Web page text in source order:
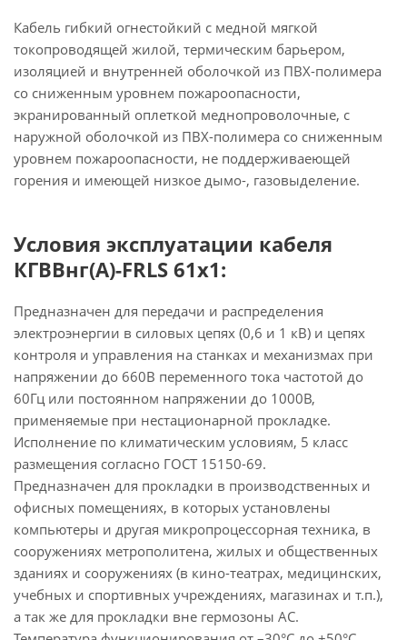
Кабель гибкий огнестойкий с медной мягкой
токопроводящей жилой, термическим барьером,
изоляцией и внутренней оболочкой из ПВХ-полимера
со сниженным уровнем пожароопасности,
экранированный оплеткой меднопроволочные, с
наружной оболочкой из ПВХ-полимера со сниженным
уровнем пожароопасности, не поддерживаеющей
горения и имеющей низкое дымо-, газовыделение.
Условия эксплуатации кабеля
КГВВнг(А)-FRLS 61х1:
Предназначен для передачи и распределения
электроэнергии в силовых цепях (0,6 и 1 кВ) и цепях
контроля и управления на станках и механизмах при
напряжении до 660В переменного тока частотой до
60Гц или постоянном напряжении до 1000В,
применяемые при нестационарной прокладке.
Исполнение по климатическим условиям, 5 класс
размещения согласно ГОСТ 15150-69.
Предназначен для прокладки в производственных и
офисных помещениях, в которых установлены
компьютеры и другая микропроцессорная техника, в
сооружениях метрополитена, жилых и общественных
зданиях и сооружениях (в кино-театрах, медицинских,
учебных и спортивных учреждениях, магазинах и т.п.),
а так же для прокладки вне гермозоны АС.